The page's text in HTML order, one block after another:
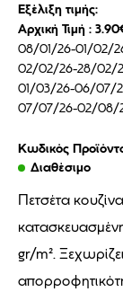
Εξέλιξη τιμής:
Αρχική Τιμή :
08/01/26-01/02/
02/02/26-28/02/
01/03/26-06/07/
07/07/26-02/08/
Κωδικός
Διαθέσιμο
Πετσέτα
gr/m².